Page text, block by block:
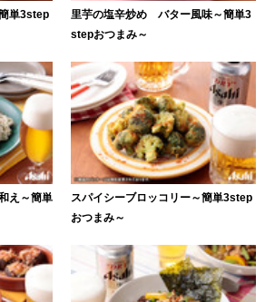
単3step
里芋の塩辛炒め バター風味～簡単3
stepおつまみ～
え～簡単
スパイシーブロッコリー～簡単3step
おつまみ～